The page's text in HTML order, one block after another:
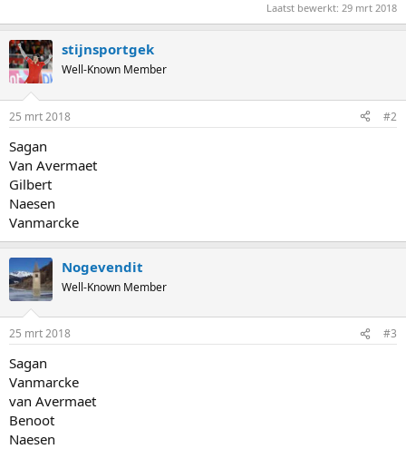
Laatst bewerkt: 29 mrt 2018
stijnsportgek
Well-Known Member
25 mrt 2018 #2
Sagan
Van Avermaet
Gilbert
Naesen
Vanmarcke
Nogevendit
Well-Known Member
25 mrt 2018 #3
Sagan
Vanmarcke
van Avermaet
Benoot
Naesen